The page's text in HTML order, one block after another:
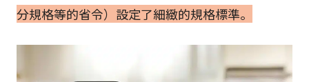
分規格等的省令）設定了細緻的規格標準。